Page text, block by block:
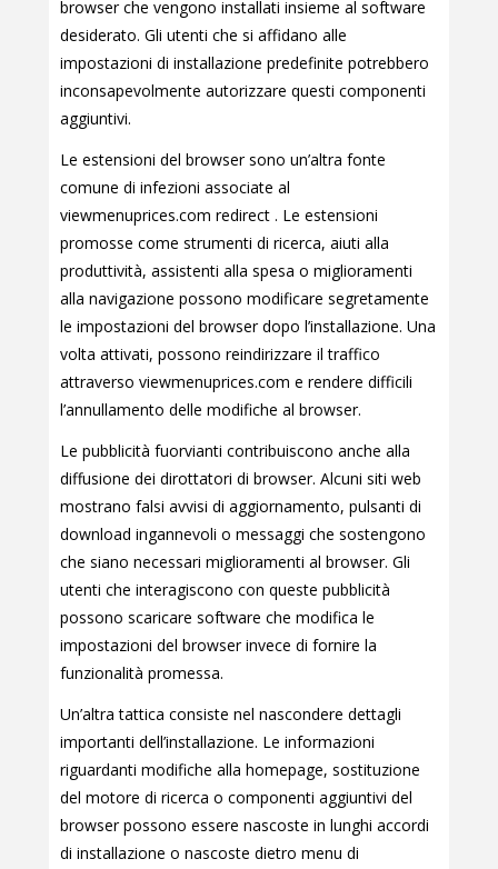
browser che vengono installati insieme al software
desiderato. Gli utenti che si affidano alle
impostazioni di installazione predefinite potrebbero
inconsapevolmente autorizzare questi componenti
aggiuntivi.
Le estensioni del browser sono un’altra fonte
comune di infezioni associate al
viewmenuprices.com redirect . Le estensioni
promosse come strumenti di ricerca, aiuti alla
produttività, assistenti alla spesa o miglioramenti
alla navigazione possono modificare segretamente
le impostazioni del browser dopo l’installazione. Una
volta attivati, possono reindirizzare il traffico
attraverso viewmenuprices.com e rendere difficili
l’annullamento delle modifiche al browser.
Le pubblicità fuorvianti contribuiscono anche alla
diffusione dei dirottatori di browser. Alcuni siti web
mostrano falsi avvisi di aggiornamento, pulsanti di
download ingannevoli o messaggi che sostengono
che siano necessari miglioramenti al browser. Gli
utenti che interagiscono con queste pubblicità
possono scaricare software che modifica le
impostazioni del browser invece di fornire la
funzionalità promessa.
Un’altra tattica consiste nel nascondere dettagli
importanti dell’installazione. Le informazioni
riguardanti modifiche alla homepage, sostituzione
del motore di ricerca o componenti aggiuntivi del
browser possono essere nascoste in lunghi accordi
di installazione o nascoste dietro menu di